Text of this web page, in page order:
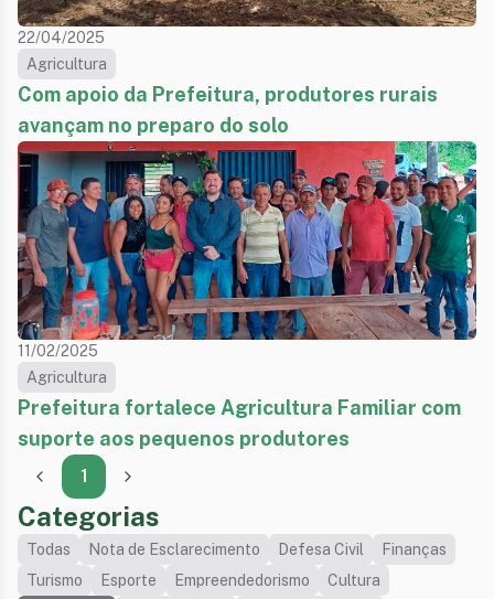
22/04/2025
Agricultura
Com apoio da Prefeitura, produtores rurais
avançam no preparo do solo
11/02/2025
Agricultura
Prefeitura fortalece Agricultura Familiar com
suporte aos pequenos produtores
1
Categorias
Todas Nota de Esclarecimento Defesa Civil
Finanças
Turismo
Esporte Empreendedorismo
Cultura